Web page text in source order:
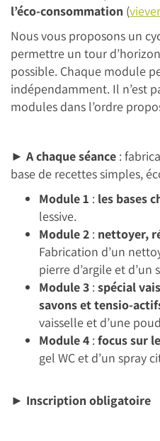
l’éco-consommation (
Nous vous proposons un
permettre un tour
possible. Chaque module
indépendamment. Il n’est
modules dans l’ordre
► A chaque séance :
base de recettes simples,
Module 1 : les bases
lessive.
Module 2 : nettoyer,
Fabrication d’un
pierre d’argile et d’un
Module 3 : spécial
savons et tensio-
vaisselle et d’une
Module 4 : focus sur
gel WC et d’un spray
► Inscription obligatoire